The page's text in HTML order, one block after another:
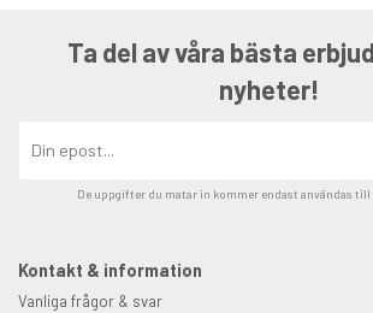
Ta del av våra bästa
nyheter!
De uppgifter du matar in kommer endast användas till
Kontakt & information
Vanliga frågor & svar